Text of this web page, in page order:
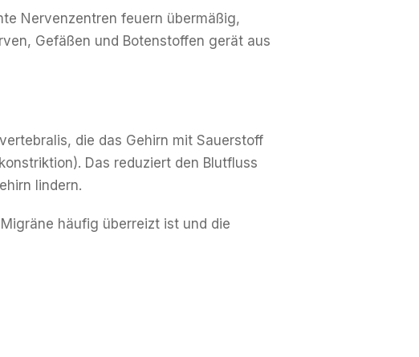
Nervenzentren feuern übermäßig,
Gefäßen und Botenstoffen gerät aus
die das Gehirn mit Sauerstoff
Das reduziert den Blutfluss
lindern.
häufig überreizt ist und die